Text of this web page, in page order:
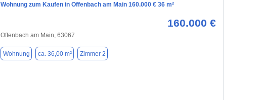
Wohnung zum Kaufen in Offenbach am Main 160.000 € 36 m²
160.000 €
Offenbach am Main, 63067
Wohnung ca. 36,00 m² Zimmer 2